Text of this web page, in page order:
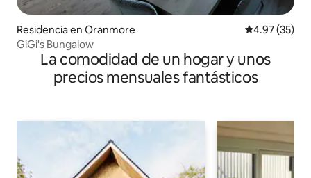
Residencia en Oranmore Calificación
4.97 (35)
GiGi's Bungalow
La comodidad de un hogar y unos
precios mensuales fantásticos